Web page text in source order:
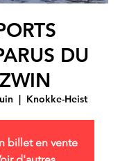
DU
ZWIN
  |
Knokke-Heist
billet en vente